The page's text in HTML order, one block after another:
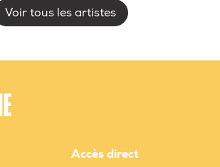
Voir tous les artistes
Accès direct